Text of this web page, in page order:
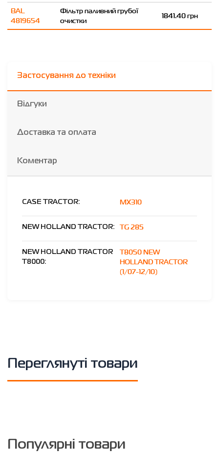
BAL
4819654
Фільтр паливний грубої
очистки
1841.40 грн
Застосування до техніки
Відгуки
Доставка та оплата
Коментар
CASE TRACTOR: MX310
NEW HOLLAND TRACTOR: ТG 285
NEW HOLLAND TRACTOR
T8000:
T8050 NEW
HOLLAND TRACTOR
(1/07-12/10)
Переглянуті товари
Популярні товари